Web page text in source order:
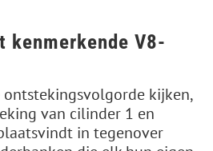
kenmerkende V8-
ontstekingsvolgorde kijken,
van cilinder 1 en
in tegenover